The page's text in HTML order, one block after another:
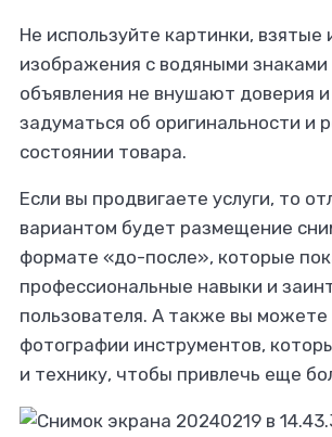
Не используйте картинки, взятые
изображения с водяными знаками
объявления не внушают доверия
задуматься об оригинальности и
состоянии товара.
Если вы продвигаете услуги, то
вариантом будет размещение
формате «до-после»‎, которые
профессиональные навыки и
пользователя. А также вы можете
фотографии инструментов,
и технику, чтобы привлечь еще